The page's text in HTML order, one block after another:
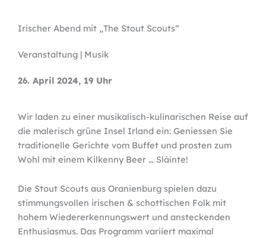
Irischer Abend mit „The Stout Scouts“
Veranstaltung | Musik
26. April 2024, 19 Uhr
Wir laden zu einer musikalisch-kulinarischen Reise auf
die malerisch grüne Insel Irland ein: Geniessen Sie
traditionelle Gerichte vom Buffet und prosten zum
Wohl mit einem Kilkenny Beer … Sláinte!
Die Stout Scouts aus Oranienburg spielen dazu
stimmungsvollen irischen & schottischen Folk mit
hohem Wiedererkennungswert und ansteckenden
Enthusiasmus. Das Programm variiert maximal